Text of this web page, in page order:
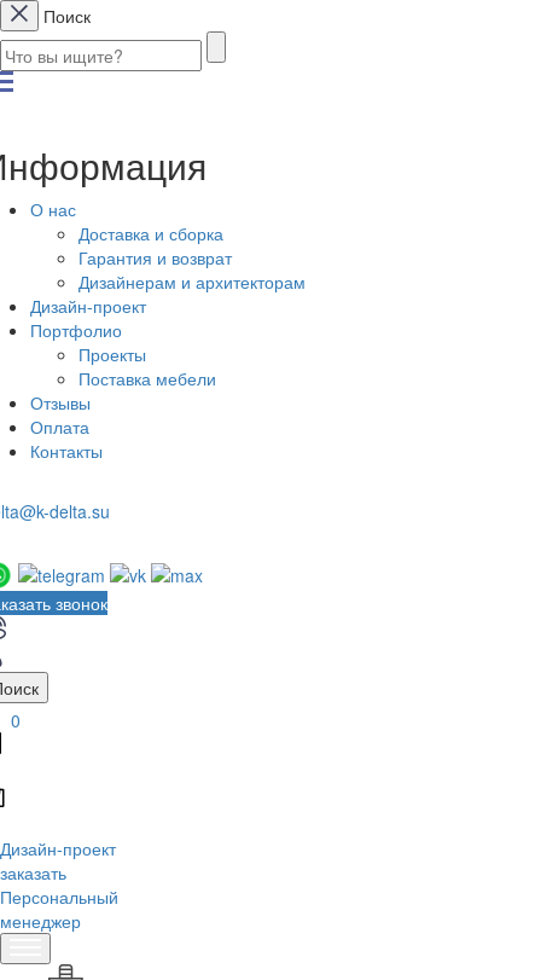
Поиск
О нас
Доставка и сборка
Гарантия и возврат
Дизайнерам и архитекторам
Дизайн-проект
Портфолио
Проекты
Поставка мебели
Отзывы
Оплата
Контакты
delta.su
звонок
0
Дизайн-проект
заказать
Персональный
менеджер